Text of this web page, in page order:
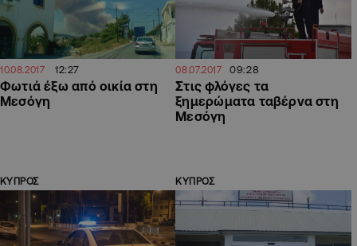
10.08.2017 12:27
Φωτιά έξω από οικία στη
Μεσόγη
08.07.2017 09:28
Στις φλόγες τα
ξημερώματα ταβέρνα στη
Μεσόγη
ΚΥΠΡΟΣ ΚΥΠΡΟΣ